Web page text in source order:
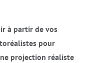
à partir de vos
pour
projection réaliste